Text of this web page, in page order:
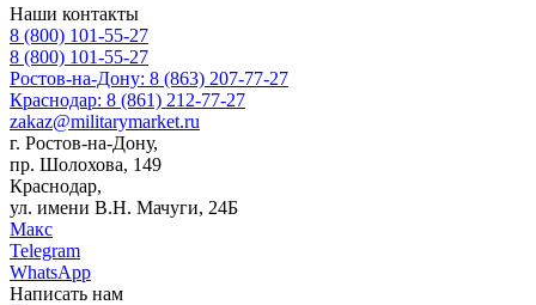
Наши контакты
8 (800) 101-55-27
8 (800) 101-55-27
Ростов-на-Дону: 8 (863) 207-77-27
Краснодар: 8 (861) 212-77-27
zakaz@militarymarket.ru
г. Ростов-на-Дону,
пр. Шолохова, 149
Краснодар,
ул. имени В.Н. Мачуги, 24Б
Макс
Telegram
WhatsApp
Написать нам